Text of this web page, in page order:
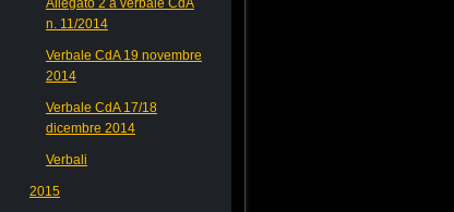
n. 11/2014
Verbale CdA 19 novembre
2014
Verbale CdA 17/18
dicembre 2014
Verbali
2015